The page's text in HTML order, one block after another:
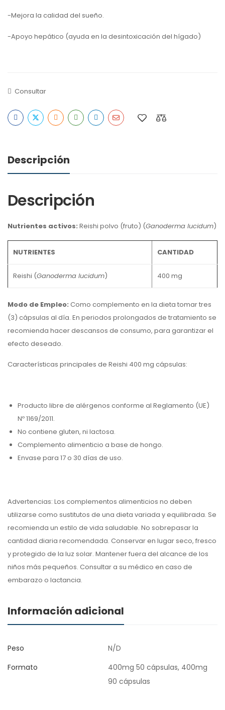
-Mejora la calidad del sueño.
-Apoyo hepático (ayuda en la desintoxicación del hígado)
Consultar
Descripción
Descripción
Nutrientes activos: Reishi polvo (fruto) (Ganoderma lucidum)
NUTRIENTES CANTIDAD
Reishi (Ganoderma lucidum) 400 mg
Modo de Empleo: Como complemento en la dieta tomar tres
(3) cápsulas al día. En periodos prolongados de tratamiento se
recomienda hacer descansos de consumo, para garantizar el
efecto deseado.
Características principales de Reishi 400 mg cápsulas:
Producto libre de alérgenos conforme al Reglamento (UE)
Nº 1169/2011.
No contiene gluten, ni lactosa.
Complemento alimenticio a base de hongo.
Envase para 17 o 30 días de uso.
Advertencias: Los complementos alimenticios no deben
utilizarse como sustitutos de una dieta variada y equilibrada. Se
recomienda un estilo de vida saludable. No sobrepasar la
cantidad diaria recomendada. Conservar en lugar seco, fresco
y protegido de la luz solar. Mantener fuera del alcance de los
niños más pequeños. Consultar a su médico en caso de
embarazo o lactancia.
Información adicional
Peso
N/D
Formato
400mg 50 cápsulas, 400mg
90 cápsulas